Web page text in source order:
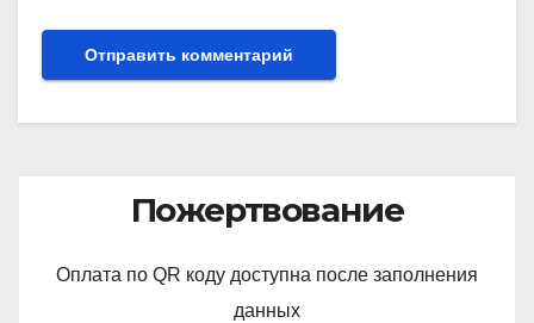
Пожертвование
Оплата по QR коду доступна после заполнения
данных